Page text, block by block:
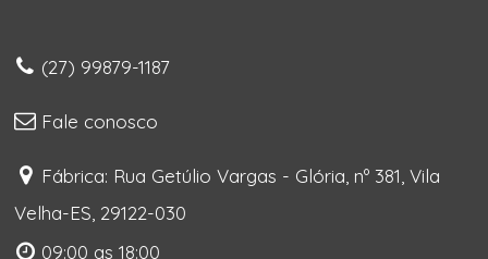
(27) 99879-1187
Fale conosco
Fábrica: Rua Getúlio Vargas - Glória, nº 381, Vila
Velha-ES, 29122-030
09:00 as 18:00